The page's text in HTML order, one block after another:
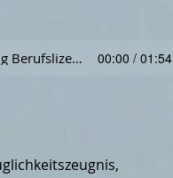
als Pilot zu
dürfen.
Erläuterung Berufslizenzen 00:00 / 01:54